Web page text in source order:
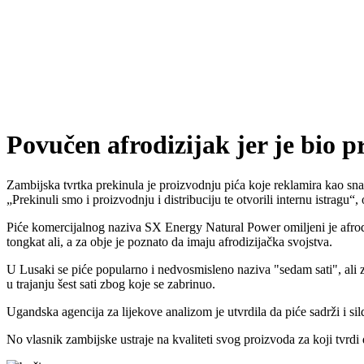
Povučen afrodizijak jer je bio
Zambijska tvrtka prekinula je proizvodnju pića koje reklamira kao
Prekinuli smo i proizvodnju i distribuciju te otvorili internu istragu ,
Piće komercijalnog naziva SX Energy Natural Power omiljeni je
tongkat ali, a za obje je poznato da imaju afrodizijačka svojstva.
U Lusaki se piće popularno i nedvosmisleno naziva "sedam sati",
u trajanju šest sati zbog koje se zabrinuo.
Ugandska agencija za lijekove analizom je utvrdila da piće sadrži i
No vlasnik zambijske ustraje na kvaliteti svog proizvoda za koji